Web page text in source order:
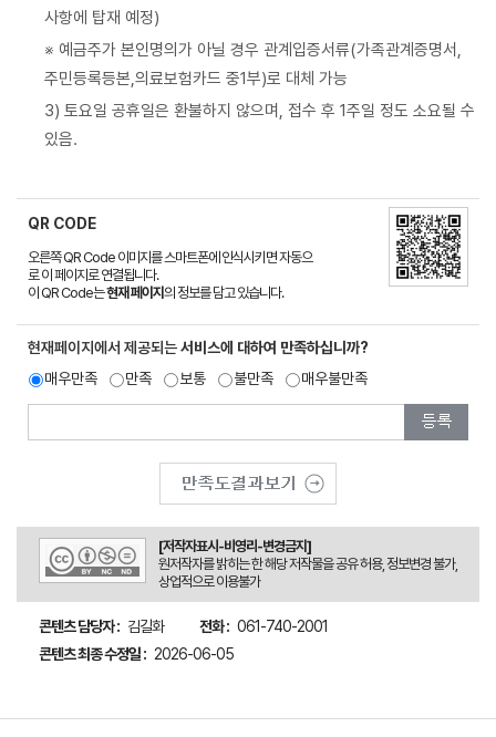
사항에 탑재 예정)
※ 예금주가 본인명의가 아닐 경우 관계입증서류(가족관계증명서,
주민등록등본,의료보험카드 중1부)로 대체 가능
3) 토요일 공휴일은 환불하지 않으며, 접수 후 1주일 정도 소요될 수
있음.
QR CODE
오른쪽 QR Code 이미지를 스마트폰에 인식시키면 자동으
로 이 페이지로 연결됩니다.
이 QR Code는현재 페이지의 정보를 담고 있습니다.
현재페이지에서 제공되는서비스에 대하여 만족하십니까?
매우만족
만족 보통 불만족 매우불만족
[저작자표시-비영리-변경금지]
원저작자를 밝히는 한 해당 저작물을 공유 허용, 정보변경 불가,
상업적으로 이용불가
콘텐츠 담당자 : 김길화 전화 : 061-740-2001
콘텐츠 최종 수정일 : 2026-06-05